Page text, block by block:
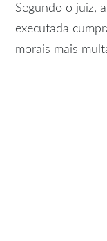
Segundo o juiz,
executada
morais mais